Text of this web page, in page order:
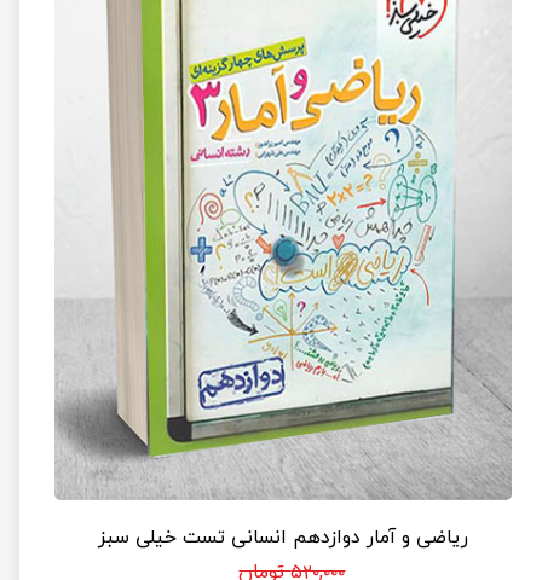
ریاضی و آمار دوازدهم انسانی تست خیلی سبز
۵۲۰,۰۰۰ تومان